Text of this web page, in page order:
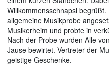
Willkommensschnapsl
allgemeine Musikprobe
Musikerheim und probte in
Nach der Probe wurden Alle
Jause bewirtet. Vertreter der
geistige Geschenke.